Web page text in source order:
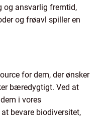
og ansvarlig fremtid,
og frøavl spiller en
for dem, der ønsker
bæredygtigt. Ved at
i vores
bevare biodiversitet,